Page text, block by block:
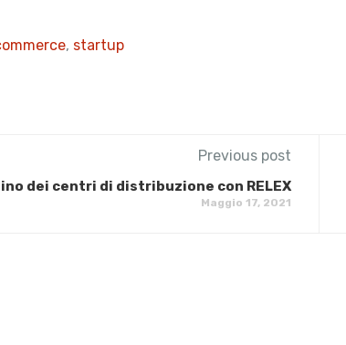
, startup
Previous post
dei centri di distribuzione con RELEX
Maggio 17, 2021